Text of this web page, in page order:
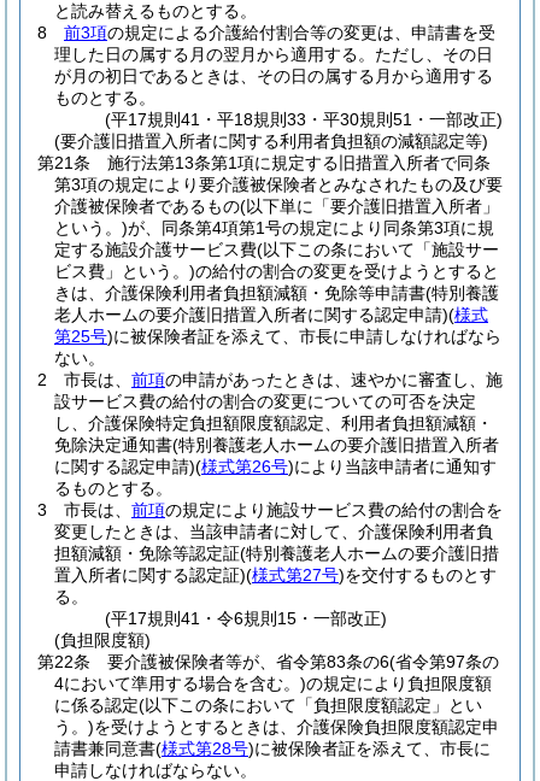
と読み替えるものとする。
8
前3項の規定による介護給付割合等の変更は、申請書を受
理した日の属する月の翌月から適用する。 ただし、その日
が月の初日であるときは、その日の属する月から適用する
ものとする。
(平17規則41・平18規則33・平30規則51・一部改正)
(要介護旧措置入所者に関する利用者負担額の減額認定等)
第21条
施行法第13条第1項に規定する旧措置入所者で同条
第3項の規定により要介護被保険者とみなされたもの及び要
介護被保険者であるもの(以下単に「要介護旧措置入所者」
という。)が、同条第4項第1号の規定により同条第3項に規
定する施設介護サービス費(以下この条において「施設サー
ビス費」という。)の給付の割合の変更を受けようとすると
きは、介護保険利用者負担額減額・免除等申請書(特別養護
老人ホームの要介護旧措置入所者に関する認定申請)(様式
第25号)に被保険者証を添えて、市長に申請しなければなら
ない。
2
市長は、 前項の申請があったときは、速やかに審査し、施
設サービス費の給付の割合の変更についての可否を決定
し、介護保険特定負担額限度額認定、利用者負担額減額・
免除決定通知書(特別養護老人ホームの要介護旧措置入所者
に関する認定申請)(様式第26号)により当該申請者に通知す
るものとする。
3
市長は、 前項の規定により施設サービス費の給付の割合を
変更したときは、当該申請者に対して、介護保険利用者負
担額減額・免除等認定証(特別養護老人ホームの要介護旧措
置入所者に関する認定証)(様式第27号)を交付するものとす
る。
(平17規則41・令6規則15・一部改正)
(負担限度額)
第22条
要介護被保険者等が、省令第83条の6(省令第97条の
4において準用する場合を含む。)の規定により負担限度額
に係る認定(以下この条において「負担限度額認定」とい
う。)を受けようとするときは、介護保険負担限度額認定申
請書兼同意書(様式第28号)に被保険者証を添えて、市長に
申請しなければならない。